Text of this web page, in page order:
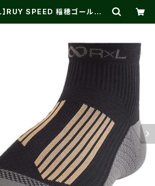
】RUY SPEED 稲穂ゴールド |